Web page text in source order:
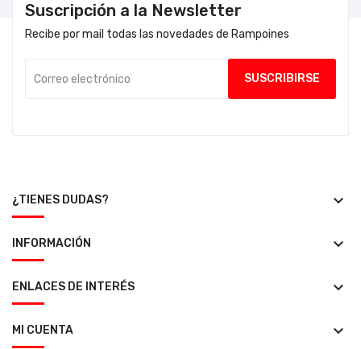
Suscripción a la Newsletter
Recibe por mail todas las novedades de Rampoines
¿TIENES DUDAS? keyboard_arrow_down
INFORMACIÓN keyboard_arrow_down
ENLACES DE INTERÉS keyboard_arrow_down
MI CUENTA keyboard_arrow_down